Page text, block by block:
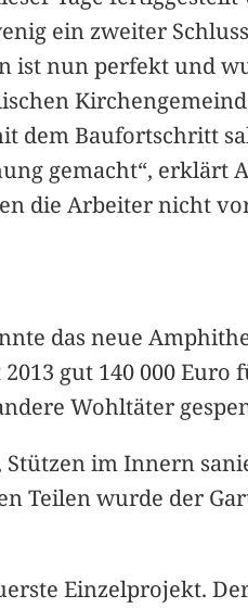
ein zweiter
ist nun perfekt und
dem Baufortschritt
gemacht“, erklärt
die Arbeiter nicht
das neue
gut 140 000
Wohltäter
im Innern
Teilen wurde der
Einzelprojekt.